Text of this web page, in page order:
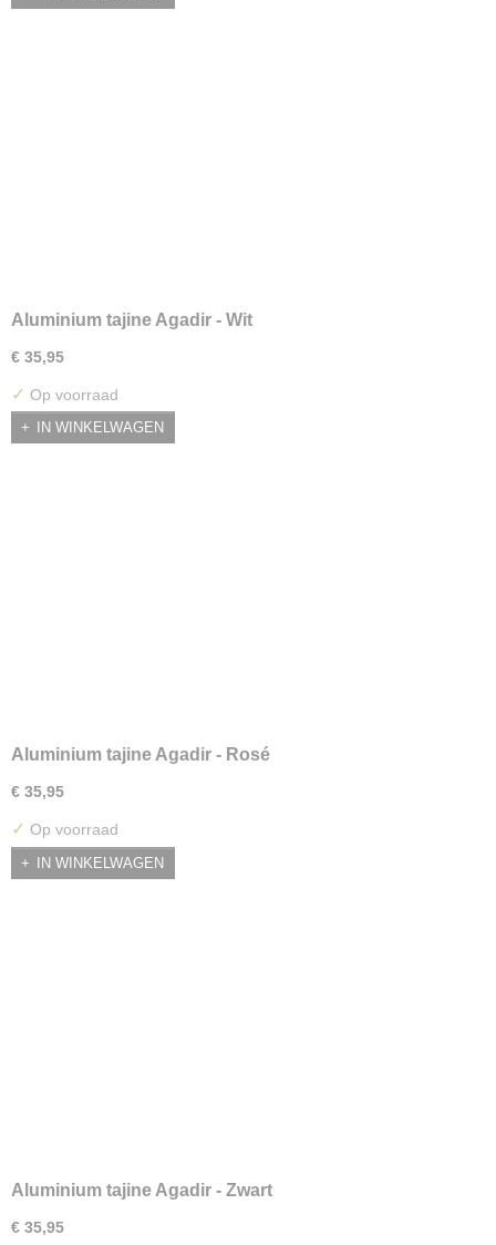
Aluminium tajine Agadir - Wit
€ 35,95
✓ Op voorraad
IN WINKELWAGEN
Aluminium tajine Agadir - Rosé
€ 35,95
✓ Op voorraad
IN WINKELWAGEN
Aluminium tajine Agadir - Zwart
€ 35,95